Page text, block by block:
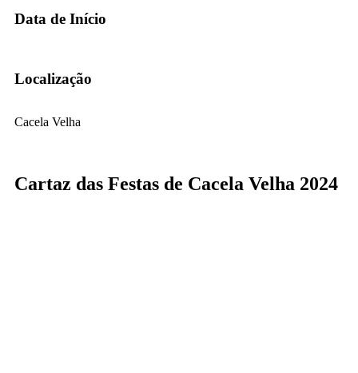
Data de Início
Localização
Cacela Velha
Cartaz das Festas de Cacela Velha 2024